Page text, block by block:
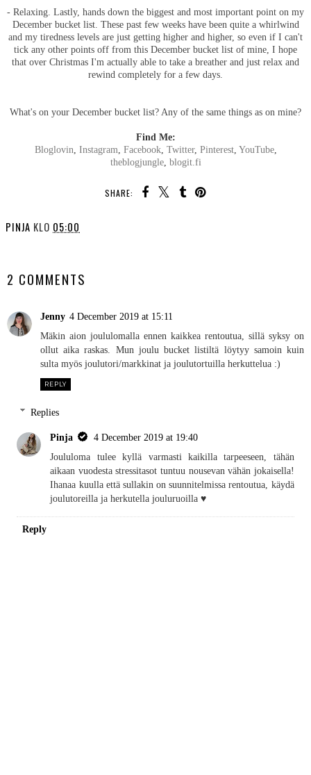
- Relaxing. Lastly, hands down the biggest and most important point on my
December bucket list. These past few weeks have been quite a whirlwind
and my tiredness levels are just getting higher and higher, so even if I can't
tick any other points off from this December bucket list of mine, I hope
that over Christmas I'm actually able to take a breather and just relax and
rewind completely for a few days.
What's on your December bucket list? Any of the same things as on mine?
Find Me:
Bloglovin Instagram Facebook, Twitter, Pinterest, YouTube,
theblogjungle, blogit.fi
SHARE:
PINJA KLO 05:00
2 COMMENTS
Jenny 4 December 2019 at 15:11
Mäkin aion joululomalla ennen kaikkea rentoutua, sillä syksy on
ollut aika raskas. Mun joulu bucket listiltä löytyy samoin kuin
sulta myös joulutori/markkinat ja joulutortuilla herkuttelua :)
REPLY
Replies
Pinja
4 December 2019 at 19:40
Joululoma tulee kyllä varmasti kaikilla tarpeeseen, tähän
aikaan vuodesta stressitasot tuntuu nousevan vähän jokaisella!
Ihanaa kuulla että sullakin on suunnitelmissa rentoutua, käydä
joulutoreilla ja herkutella jouluruoilla ♥︎
Reply